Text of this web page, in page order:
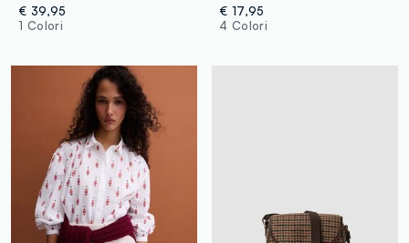
€ 39,95
1 Colori
€ 17,95
4 Colori